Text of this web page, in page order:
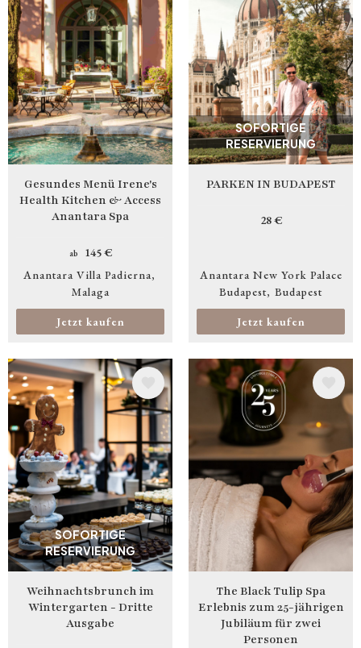
Gesundes Menü Irene's
Health Kitchen & Access
Anantara Spa
ab
145 €
Anantara Villa Padierna
Malaga
Jetzt kaufen
SOFORTIGE
RESERVIERUNG
PARKEN IN BUDAPEST
28 €
Anantara New York Palace
Budapest
Budapest
Jetzt kaufen
SOFORTIGE
RESERVIERUNG
Bild
Weihnachtsbrunch im
Wintergarten - Dritte
Ausgabe
Bild
The Black Tulip Spa
Erlebnis zum 25-jährigen
Jubiläum für zwei
Personen